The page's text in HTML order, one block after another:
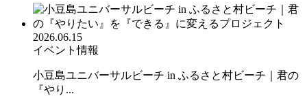
2026.06.15
イベント情報
小豆島ユニバーサルビーチ in ふるさと村ビーチ｜君の
『やり...